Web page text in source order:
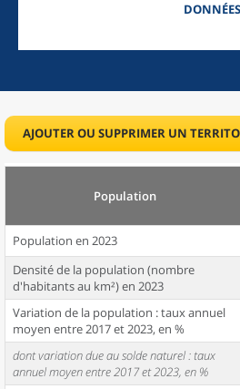
AJOUTER OU SUPPRIMER UN
Population
Population en 2023
Densité de la population (nombre
d'habitants au km²) en 2023
Variation de la population : taux annuel
moyen entre 2017 et 2023, en %
dont variation due au solde naturel : taux
annuel moyen entre 2017 et 2023, en %